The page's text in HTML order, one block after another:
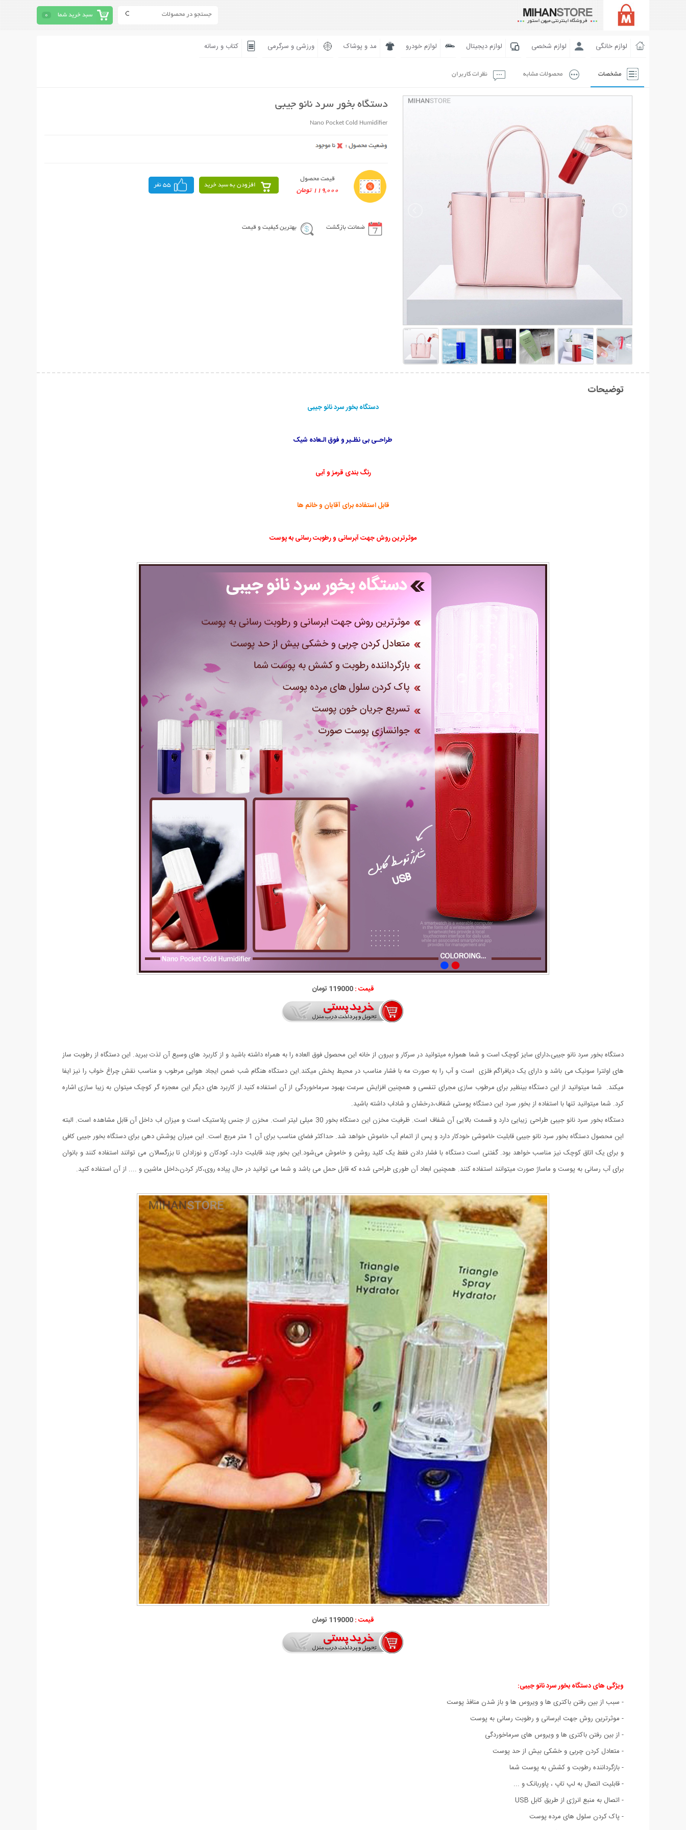
سبد خرید شما 0
لوازم خانگی لوازم شخصی لوازم دیجیتال لوازم خودرو مد و پوشاک ورزشی و سرگرمی کتاب و رسانه
مشخصات محصولات مشابه نظرات کاربران
دستگاه بخور سرد نانو جیبی
Nano Pocket Cold Humidifier
قیمت محصول
119,000 تومان
افزودن به سبد خرید 55 نفر
ضمانت بازگشت بهترین کیفیت و قیمت
توضیحات
دستگاه بخور سرد نانو جیبی
طراحـی بی نظـیر و فوق الـعاده شیک
رنگ بندی قرمز و آبی
قابل استفاده برای آقایان و خانم ها
موثرترین روش جهت آبرسانی و رطوبت رسانی به پوست
قیمت :119000 تومان
دستگاه بخور سرد نانو جیبی،دارای سایز کوچک است و شما همواره میتوانید در سرکار و بیرون از خانه این محصول فوق العاده را به همراه داشته باشید و از کاربرد های وسیع آن لذت ببرید. این دستگاه از رطوبت ساز
های اولترا سونیک می باشد و دارای یک دیافراگم فلزی است و آب را به صورت مه با فشار مناسب در محیط پخش میکند.این دستگاه هنگام شب ضمن ایجاد هوایی مرطوب و مناسب نقش چراغ خواب را نیز ایفا
میکند. شما میتوانید از این دستگاه بینظیر برای مرطوب سازی مجرای تنفسی و همچنین افزایش سرعت بهبود سرماخوردگی از آن استفاده کنید.از کاربرد های دیگر این معجزه گر کوچک میتوان به زیبا سازی اشاره
کرد. شما میتوانید تنها با استفاده از بخور سرد این دستگاه پوستی شفاف،درخشان و شاداب داشته باشید.
دستگاه بخور سرد نانو جیبی طراحی زیبایی دارد و قسمت بالایی آن شفاف است. ظرفیت مخزن این دستگاه بخور 30 میلی لیتر است. مخزن از جنس پلاستیک است و میزان اب داخل آن قابل مشاهده است. البته
این محصول دستگاه بخور سرد نانو جیبی قابلیت خاموشی خودکار دارد و پس از اتمام آب خاموش خواهد شد. حداکثر فضای مناسب برای آن 1 متر مربع است. این میزان پوشش دهی برای دستگاه بخور جیبی کافی
و برای یک اتاق کوچک نیز مناسب خواهد بود. گفتنی است دستگاه با فشار دادن فقط یک کلید روشن و خاموش می‌شود.این بخور چند قابلیت دارد، کودکان و نوزادان تا بزرگسالان می توانند استفاده کنند و بانوان
برای آب رسانی به پوست و ماساژ صورت میتوانند استفاده کنند. همچنین ابعاد آن طوری طراحی شده که قابل حمل می باشد و شما می توانید در حال پیاده روی،کار کردن،داخل ماشین و .... از آن استفاده کنید.
قیمت :119000 تومان
ویژگی های دستگاه بخور سرد نانو جیبی:
- سبب از بین رفتن باکتری ها و ویروس ها و باز شدن منافذ پوست
- موثرترین روش جهت ابرسانی و رطوبت رسانی به پوست
- از بین رفتن باکتری ها و ویروس های سرماخوردگی
- متعادل کردن چربی و خشکی بیش از حد پوست
- بازگرداننده رطوبت و کشش به پوست شما
- قابلیت اتصال به لپ تاپ ، پاوربانک و ...
- اتصال به منبع انرژی از طریق کابل USB
- پاک کردن سلول های مرده پوست